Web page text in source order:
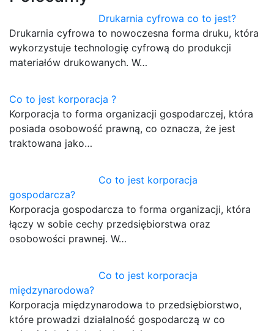
Drukarnia cyfrowa co to jest?
Drukarnia cyfrowa to nowoczesna forma druku, która
wykorzystuje technologię cyfrową do produkcji
materiałów drukowanych. W…
Co to jest korporacja ?
Korporacja to forma organizacji gospodarczej, która
posiada osobowość prawną, co oznacza, że jest
traktowana jako…
Co to jest korporacja
gospodarcza?
Korporacja gospodarcza to forma organizacji, która
łączy w sobie cechy przedsiębiorstwa oraz
osobowości prawnej. W…
Co to jest korporacja
międzynarodowa?
Korporacja międzynarodowa to przedsiębiorstwo,
które prowadzi działalność gospodarczą w co